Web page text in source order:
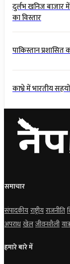
दुर्लभ खनिज बाजार
का विस्तार
पाकिस्तान प्रशासित
काभ्रे में भारतीय
समाचार
संपादकीयराष्ट्रीयराजनीति
अपराधखेलजीवनशैली
हमारे बारे में